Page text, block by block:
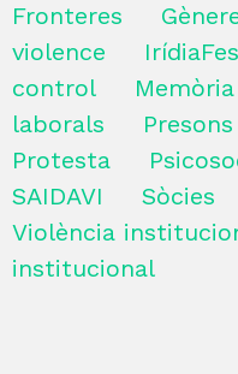
Fronteres
violence
control
Memòria
laborals
Presons
Protesta
SAIDAVI
Sòcies
Violència
institucional